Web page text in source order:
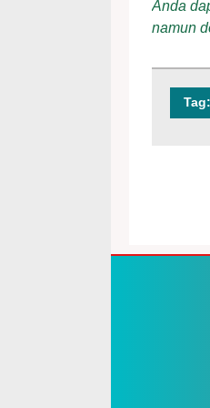
Anda
namun
Tag: